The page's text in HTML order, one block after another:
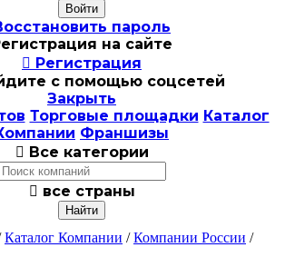
пароль
на сайте
 Регистрация
с помощью соцсетей
Закрыть
Торговые площадки Каталог
Франшизы
 Все категории
 все страны
Каталог Компании /Компании России /